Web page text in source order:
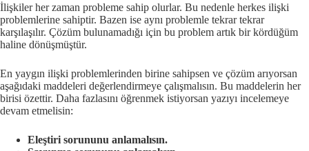
İlişkiler her zaman probleme sahip olurlar. Bu nedenle herkes ilişki
problemlerine sahiptir. Bazen ise aynı problemle tekrar tekrar
karşılaşılır. Çözüm bulunamadığı için bu problem artık bir kördüğüm
haline dönüşmüştür.
En yaygın ilişki problemlerinden birine sahipsen ve çözüm arıyorsan
aşağıdaki maddeleri değerlendirmeye çalışmalısın. Bu maddelerin her
birisi özettir. Daha fazlasını öğrenmek istiyorsan yazıyı incelemeye
devam etmelisin:
Eleştiri sorununu anlamalısın.